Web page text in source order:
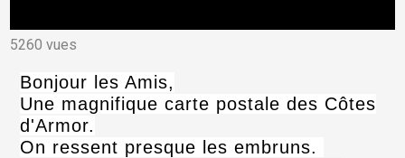
5260 vues
Bonjour les Amis,
Une magnifique carte postale des Côtes
d'Armor.
On ressent presque les embruns.